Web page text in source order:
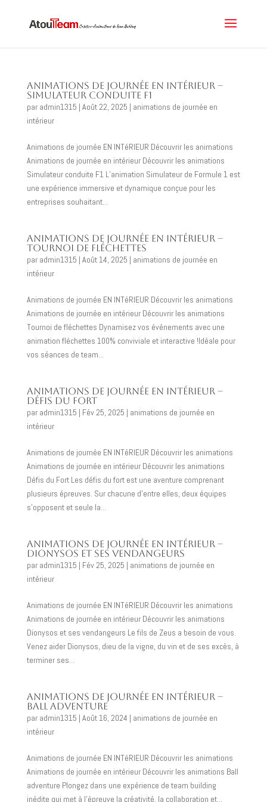
Animations de journée en intérieur –
Simulateur conduite F1
par admin1315 | Août 22, 2025 | animations de journée en
intérieur
Animations de journée EN INTéRIEUR Découvrir les animations
Animations de journée en intérieur Découvrir les animations
Simulateur conduite F1 L’animation Simulateur de Formule 1 est
une expérience immersive et dynamique conçue pour les
entreprises souhaitant...
Animations de journée en intérieur –
Tournoi de fléchettes
par admin1315 | Août 14, 2025 | animations de journée en
intérieur
Animations de journée EN INTéRIEUR Découvrir les animations
Animations de journée en intérieur Découvrir les animations
Tournoi de fléchettes Dynamisez vos événements avec une
animation fléchettes 100% conviviale et interactive !Idéale pour
vos séances de team...
Animations de journée en intérieur –
Défis du Fort
par admin1315 | Fév 25, 2025 | animations de journée en
intérieur
Animations de journée EN INTéRIEUR Découvrir les animations
Animations de journée en intérieur Découvrir les animations
Défis du Fort Les défis du fort est une aventure comprenant
plusieurs épreuves. Sur chacune d’entre elles, deux équipes
s’opposent et seule la...
Animations de journée en intérieur –
Dionysos et ses Vendangeurs
par admin1315 | Fév 25, 2025 | animations de journée en
intérieur
Animations de journée EN INTéRIEUR Découvrir les animations
Animations de journée en intérieur Découvrir les animations
Dionysos et ses vendangeurs Le fils de Zeus a besoin de vous.
Venez aider Dionysos, dieu de la vigne, du vin et de ses excès, à
terminer ses...
Animations de journée en intérieur –
ball adventure
par admin1315 | Août 16, 2024 | animations de journée en
intérieur
Animations de journée EN INTéRIEUR Découvrir les animations
Animations de journée en intérieur Découvrir les animations Ball
adventure Plongez dans une expérience de team building
inédite qui met à l’épreuve la créativité, la collaboration et...